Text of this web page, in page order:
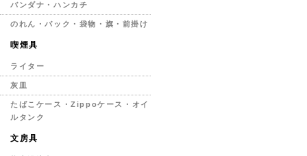
バンダナ・ハンカチ
のれん・バック・袋物・旗・前掛け
喫煙具
ライター
灰皿
たばこケース・Zippoケース・オイ
ルタンク
文房具